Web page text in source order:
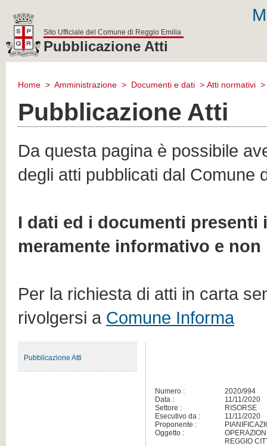
reggio
Sito Ufficiale del Comune di Reggio Emilia
Pubblicazione Atti
Home > Amministrazione > Documenti e dati > Atti normativi >
Pubblicazione Atti
Da questa pagina è possibile
degli atti pubblicati dal Comune
I dati ed i documenti presenti
meramente informativo e
Per la richiesta di atti in carta
rivolgersi a Comune Informa
Numero :
2020/994
Data :
11/11/2020
Settore :
RISORSE
Esecutivo da :
11/11/2020
Proponente :
Oggetto :
REGGIO
Pubblicazione Atti